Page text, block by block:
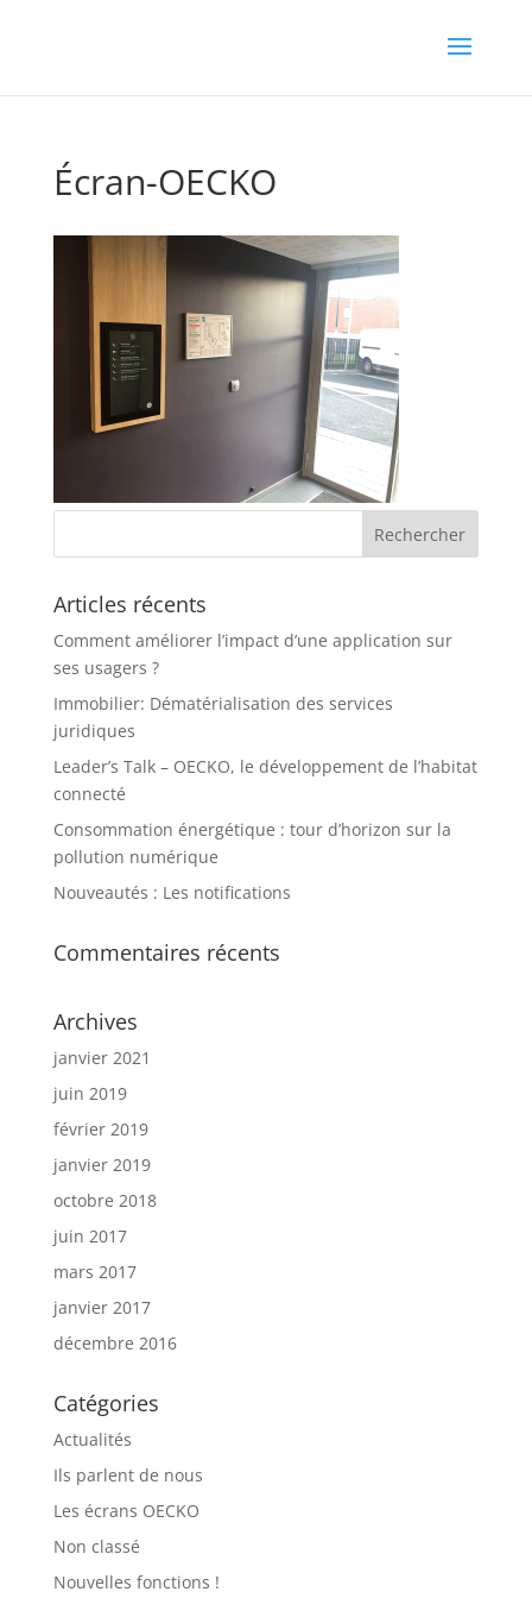
Écran-OECKO
Articles récents
Comment améliorer l’impact d’une application sur
ses usagers ?
Immobilier: Dématérialisation des services
juridiques
Leader’s Talk – OECKO, le développement de l’habitat
connecté
Consommation énergétique : tour d’horizon sur la
pollution numérique
Nouveautés : Les notifications
Commentaires récents
Archives
janvier 2021
juin 2019
février 2019
janvier 2019
octobre 2018
juin 2017
mars 2017
janvier 2017
décembre 2016
Catégories
Actualités
Ils parlent de nous
Les écrans OECKO
Non classé
Nouvelles fonctions !